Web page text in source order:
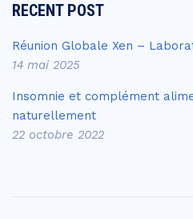
RECENT POST
Réunion Globale Xen –
14 mai 2025
Insomnie et complément
naturellement
22 octobre 2022